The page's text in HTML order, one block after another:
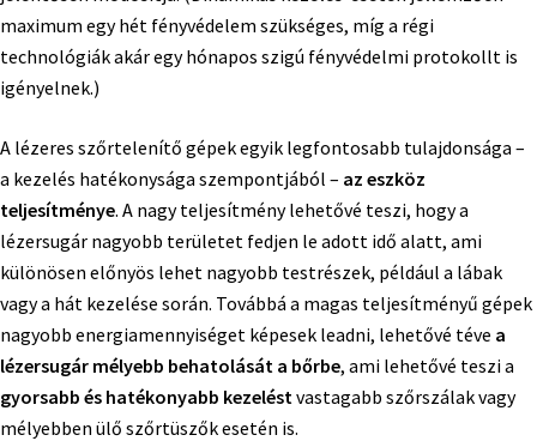
maximum egy hét fényvédelem szükséges, míg a régi
technológiák akár egy hónapos szigú fényvédelmi protokollt is
igényelnek.)
A lézeres szőrtelenítő gépek egyik legfontosabb tulajdonsága –
a kezelés hatékonysága szempontjából – az eszköz
teljesítménye. A nagy teljesítmény lehetővé teszi, hogy a
lézersugár nagyobb területet fedjen le adott idő alatt, ami
különösen előnyös lehet nagyobb testrészek, például a lábak
vagy a hát kezelése során. Továbbá a magas teljesítményű gépek
nagyobb energiamennyiséget képesek leadni, lehetővé téve a
lézersugár mélyebb behatolását a bőrbe, ami lehetővé teszi a
gyorsabb és hatékonyabb kezeléstvastagabb szőrszálak vagy
mélyebben ülő szőrtüszők esetén is.